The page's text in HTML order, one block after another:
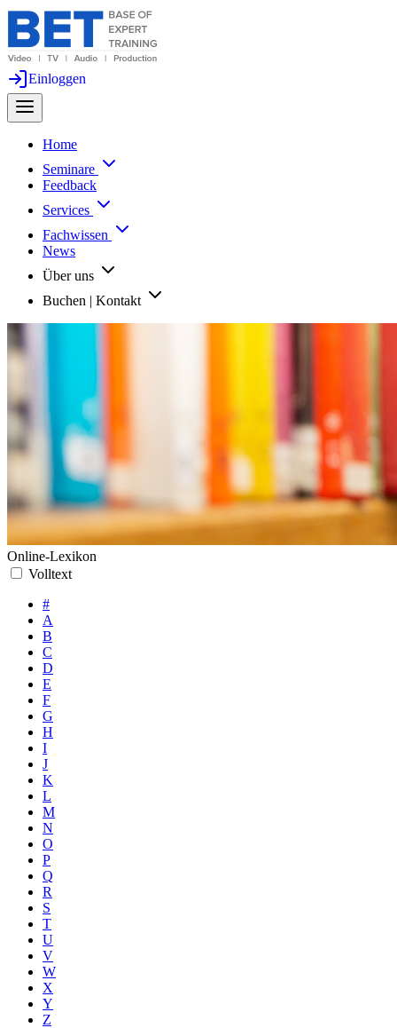
Einloggen
Home
Seminare
Feedback
Services
Fachwissen
News
Über uns
Buchen | Kontakt
Online-Lexikon
Volltext
#
A
B
C
D
E
F
G
H
I
J
K
L
M
N
O
P
Q
R
S
T
U
V
W
X
Y
Z